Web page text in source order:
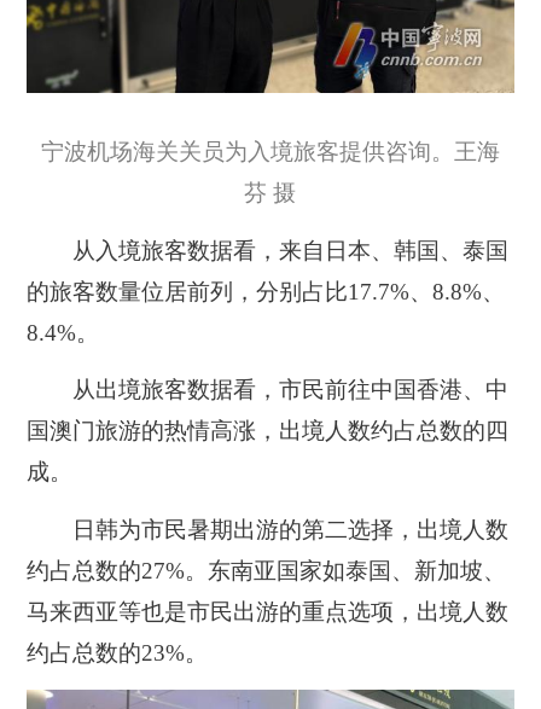
宁波机场海关关员为入境旅客提供咨询。王海
芬 摄
从入境旅客数据看，来自日本、韩国、泰国
的旅客数量位居前列，分别占比17.7%、8.8%、
8.4%。
从出境旅客数据看，市民前往中国香港、中
国澳门旅游的热情高涨，出境人数约占总数的四
成。
日韩为市民暑期出游的第二选择，出境人数
约占总数的27%。东南亚国家如泰国、新加坡、
马来西亚等也是市民出游的重点选项，出境人数
约占总数的23%。